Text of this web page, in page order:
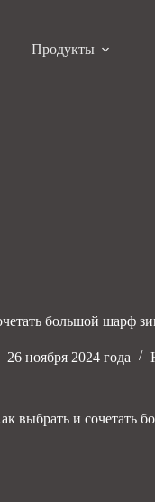
Продукты
большой шарф
26 ноября 2024 года
выбрать и сочетать